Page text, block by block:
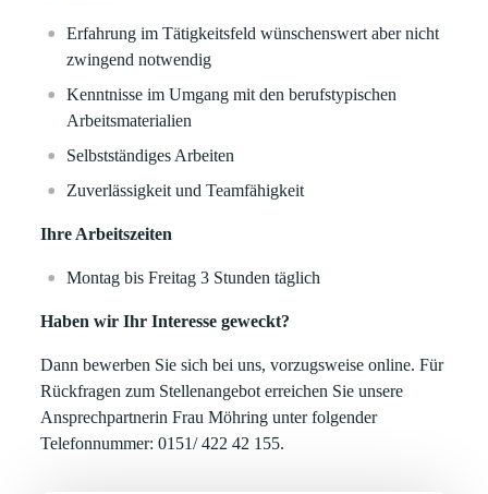
Erfahrung im Tätigkeitsfeld wünschenswert aber nicht
zwingend notwendig
Kenntnisse im Umgang mit den berufstypischen
Arbeitsmaterialien
Selbstständiges Arbeiten
Zuverlässigkeit und Teamfähigkeit
Ihre Arbeitszeiten
Montag bis Freitag 3 Stunden täglich
Haben wir Ihr Interesse geweckt?
Dann bewerben Sie sich bei uns, vorzugsweise online. Für
Rückfragen zum Stellenangebot erreichen Sie unsere
Ansprechpartnerin Frau Möhring unter folgender
Telefonnummer: 0151/ 422 42 155.